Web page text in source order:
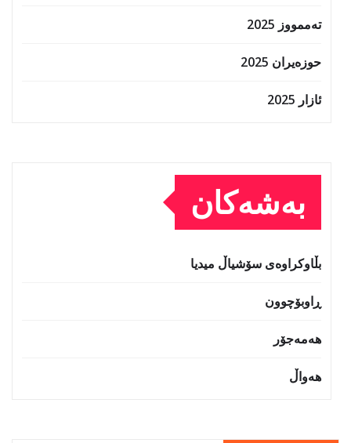
تەممووز 2025
حوزه‌یران 2025
ئازار 2025
بەشەکان
بڵاوکراوەی سۆشیاڵ میدیا
ڕاوبۆچوون
هەمەجۆر
هەواڵ